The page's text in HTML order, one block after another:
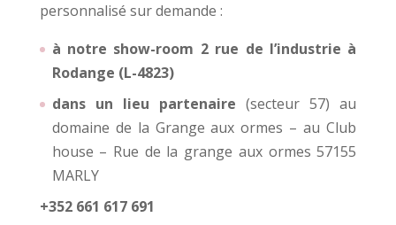
personnalisé sur demande :
à notre show-room 2 rue de l’industrie à
Rodange (L-4823)
dans un lieu partenaire (secteur 57) au
domaine de la Grange aux ormes – au Club
house – Rue de la grange aux ormes 57155
MARLY
+352 661 617 691